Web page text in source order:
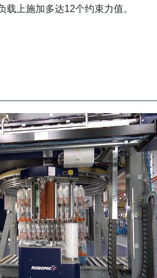
载上施加多达12个约束力值。